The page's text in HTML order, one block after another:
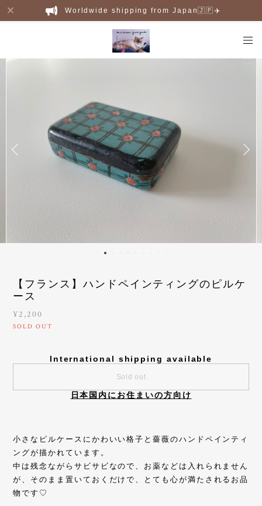
Worldwide shipping from Japan🇯🇵✈️
【フランス】ハンドペインティングのピルケ
ース
¥2,200
SOLD OUT
International shipping available
Sold out
日本国内にお住まいの方向け
小さなピルケースにかわいい格子と薔薇のハンドペインティ
ングが描かれています。
中は残念ながらサビサビなので、お薬などは入れられません
が、そのまま置いておくだけで、とても心が満たされるお品
物です♡